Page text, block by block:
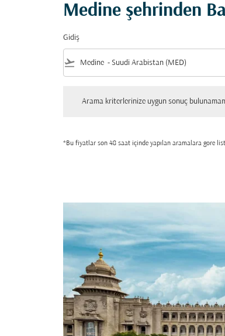
Medine şehrinden
Gidiş
flight_takeoff
Arama kriterlerinize uygun sonuç
*Bu fiyatlar son 48 saat içinde yapılan aramalara gore